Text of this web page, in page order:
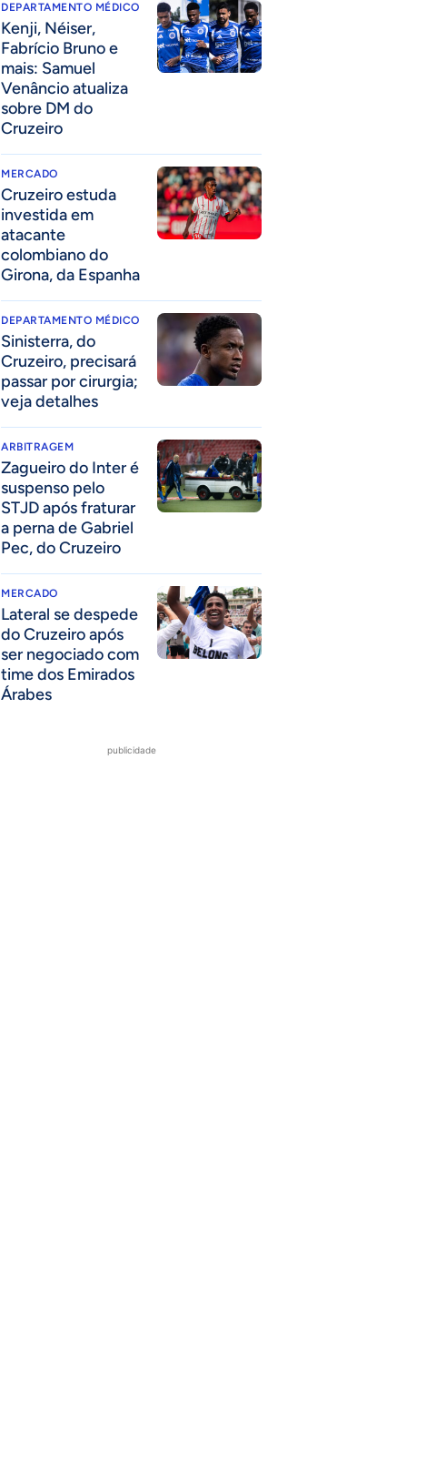
DEPARTAMENTO MÉDICO
Kenji, Néiser,
Fabrício Bruno e
mais: Samuel
Venâncio atualiza
sobre DM do
Cruzeiro
MERCADO
Cruzeiro estuda
investida em
atacante
colombiano do
Girona, da Espanha
DEPARTAMENTO MÉDICO
Sinisterra, do
Cruzeiro, precisará
passar por cirurgia;
veja detalhes
ARBITRAGEM
Zagueiro do Inter é
suspenso pelo
STJD após fraturar
a perna de Gabriel
Pec, do Cruzeiro
MERCADO
Lateral se despede
do Cruzeiro após
ser negociado com
time dos Emirados
Árabes
publicidade